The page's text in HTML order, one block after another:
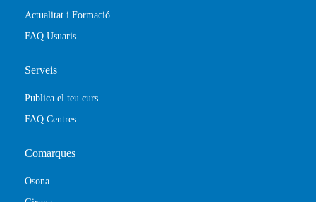
Actualitat i Formació
FAQ Usuaris
Serveis
Publica el teu curs
FAQ Centres
Comarques
Osona